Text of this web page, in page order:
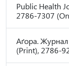
Public Health
2786-7307
Аґора. Журнал
(Print), 2786-